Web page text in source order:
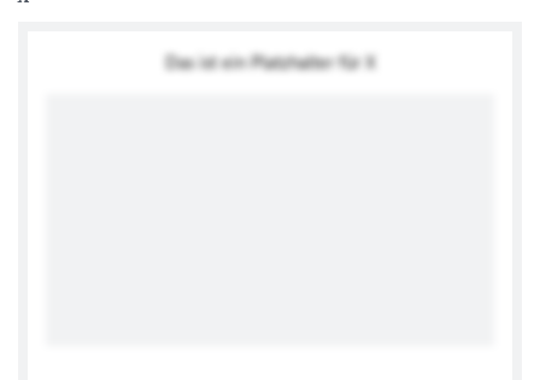
Das ist ein Platzhalter für X